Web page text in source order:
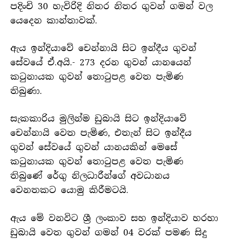
පදිංචි 30 හැවිරිදි නිතර නිතර ගුවන් ගමන් වල
යෙදෙන කාන්තාවක්.
ඇය ඉන්දියාවේ චෙන්නායි සිට ඉන්දීය ගුවන්
සේවයේ ඒ.අයි.- 273 දරන ගුවන් යානයෙන්
කටුනායක ගුවන් තොටුපළ වෙත පැමිණ
තිබුණා.
සැකකාරිය මුලින්ම ඩුබායි සිට ඉන්දියාවේ
චෙන්නායි වෙත පැමිණ, එතැන් සිට ඉන්දීය
ගුවන් සේවයේ ගුවන් යානයකින් මෙසේ
කටුනායක ගුවන් තොටුපළ වෙත පැමිණ
තිබුණේ රේගු නිලධාරීන්ගේ අවධානය
වෙනතකට යොමු කිරීමටයි.
ඇය මේ වනවිට ශ්‍රී ලංකාව සහ ඉන්දියාව හරහා
ඩුබායි වෙත ගුවන් ගමන් 04 වරක් පමණ සිදු